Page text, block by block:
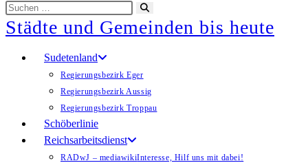
Diese
Website
durchsuchen
starten
Städte und Gemeinden bis heute
Sudetenland
Regierungsbezirk Eger
Regierungsbezirk Aussig
Regierungsbezirk Troppau
Schöberlinie
Reichsarbeitsdienst
RADwJ – mediawikiInteresse, Hilf uns mit dabei!